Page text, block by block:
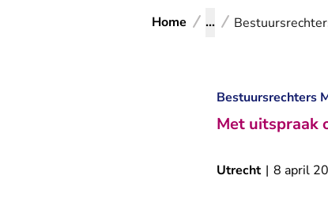
Home ...
Bestuursrechters
Met uitspraak
Utrecht | 8 april